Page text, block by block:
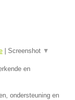
Screenshot ▼
en
ondersteuning en